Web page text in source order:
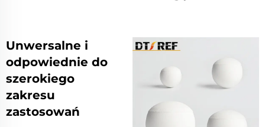
Unwersalne i
odpowiednie do
szerokiego
zakresu
zastosowań